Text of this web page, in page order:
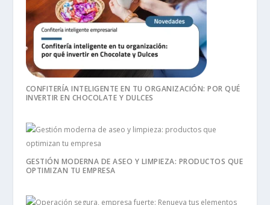
CONFITERÍA INTELIGENTE EN TU ORGANIZACIÓN: POR QUÉ
INVERTIR EN CHOCOLATE Y DULCES
GESTIÓN MODERNA DE ASEO Y LIMPIEZA: PRODUCTOS QUE
OPTIMIZAN TU EMPRESA